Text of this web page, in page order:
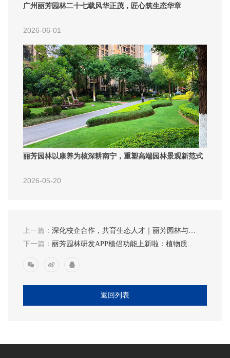
广州丽芳园林二十七载风华正茂，匠心筑生态华章
2026-06-01
丽芳园林以康养为核深耕南宁，重塑高端园林景观新范式
2026-05-20
上一篇： 深化校企合作，共育生态人才｜丽芳园林与顺
德职业技术学院校企洽谈会圆满举行
下一篇： 丽芳园林研发APP植侣功能上新啦：植物质检
返回列表